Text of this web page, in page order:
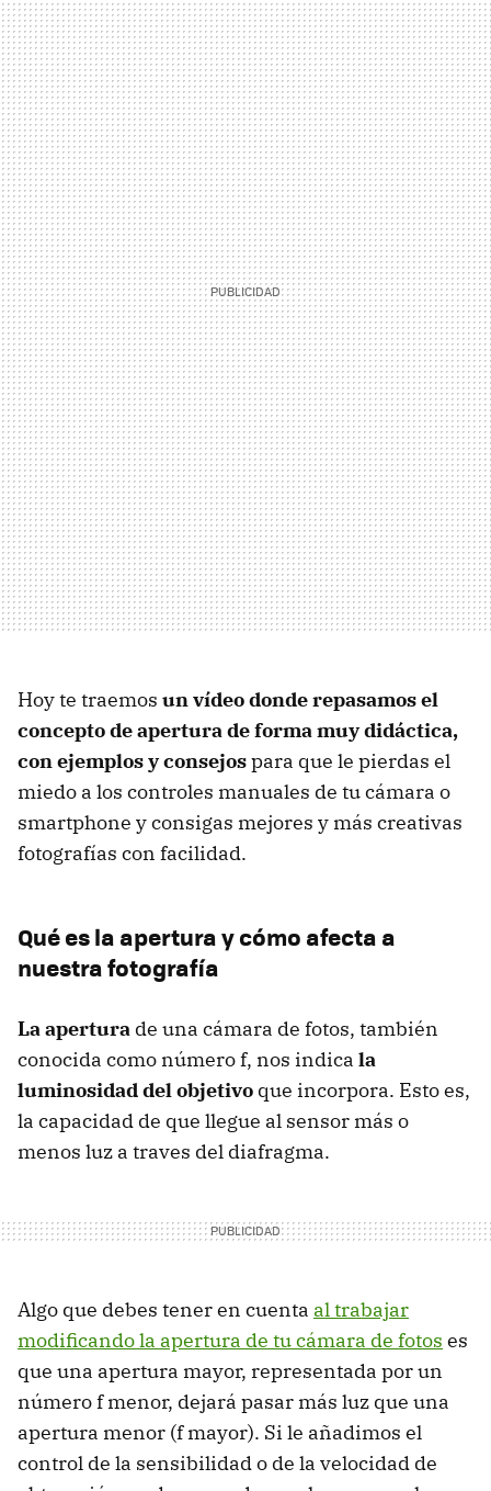
Hoy te traemos un vídeo donde repasamos el
concepto de apertura de forma muy didáctica,
con ejemplos y consejospara que le pierdas el
miedo a los controles manuales de tu cámara o
smartphone y consigas mejores y más creativas
fotografías con facilidad.
Qué es la apertura y cómo afecta a
nuestra fotografía
La apertura de una cámara de fotos, también
conocida como número f, nos indica la
luminosidad del objetivo que incorpora. Esto es,
la capacidad de que llegue al sensor más o
menos luz a traves del diafragma.
Algo que debes tener en cuenta al trabajar
modificando la apertura de tu cámara de fotos es
que una apertura mayor, representada por un
número f menor, dejará pasar más luz que una
apertura menor (f mayor). Si le añadimos el
control de la sensibilidad o de la velocidad de